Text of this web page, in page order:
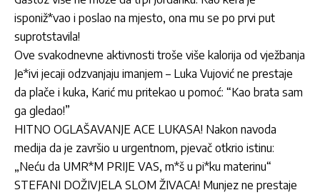
isponiž*vao i poslao na mjesto, ona mu se po prvi put
suprotstavila!
Ove svakodnevne aktivnosti troše više kalorija od vježbanja
Je*ivi jecaji odzvanjaju imanjem – Luka Vujović ne prestaje
da plače i kuka, Karić mu pritekao u pomoć: “Kao brata sam
ga gledao!”
HITNO OGLAŠAVANJE ACE LUKASA! Nakon navoda
medija da je završio u urgentnom, pjevač otkrio istinu:
„Neću da UMR*M PRIJE VAS, m*š u pi*ku materinu“
STEFANI DOŽIVJELA SLOM ŽIVACA! Munjez ne prestaje